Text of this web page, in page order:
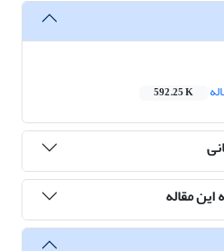
592.25 K
این مقاله